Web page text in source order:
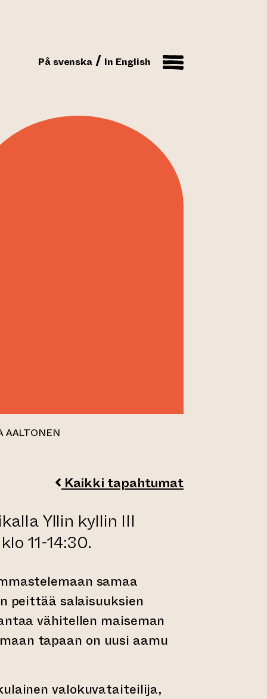
På svenska In English
AALTONEN
Kaikki tapahtumat
Yllin kyllin III
11-14:30.
samaa
peittää salaisuuksien
vähitellen maiseman
tapaan on uusi aamu
valokuvataiteilija,